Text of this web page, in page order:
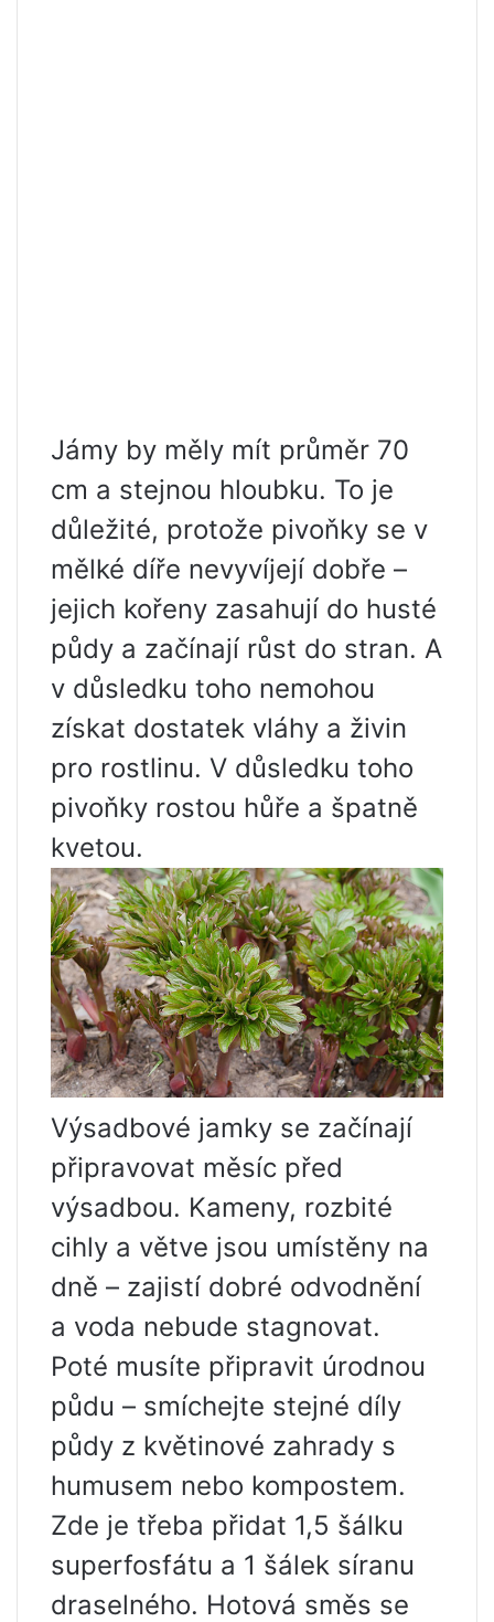
Jámy by měly mít průměr 70
cm a stejnou hloubku. To je
důležité, protože pivoňky se v
mělké díře nevyvíjejí dobře –
jejich kořeny zasahují do husté
půdy a začínají růst do stran. A
v důsledku toho nemohou
získat dostatek vláhy a živin
pro rostlinu. V důsledku toho
pivoňky rostou hůře a špatně
kvetou.
Výsadbové jamky se začínají
připravovat měsíc před
výsadbou. Kameny, rozbité
cihly a větve jsou umístěny na
dně – zajistí dobré odvodnění
a voda nebude stagnovat.
Poté musíte připravit úrodnou
půdu – smíchejte stejné díly
půdy z květinové zahrady s
humusem nebo kompostem.
Zde je třeba přidat 1,5 šálku
superfosfátu a 1 šálek síranu
draselného. Hotová směs se